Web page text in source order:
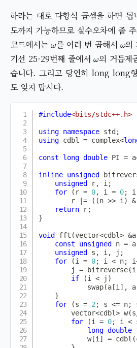
하라는 대로 다항식 곱셈을 하면
도까지 가능하므로 실수오차에 좀
코드에서는 ω를 여러 번 곱해서 ω 의
기선 25-29번째 줄에서 의 거듭제
습니다. 그리고 당연히 long long
도 잊지 맙시다.
#include<bits/stdc++.h>
using namespace std ;
using cdbl = complex<
const long double PI =
inline unsigned
unsigned
r, i ;
for
( r = 0, i = 0; i
        r
|= ( (n >> i ) &
return r;
}
void fft (vector<cdbl> &a
const
unsigned n = a
unsigned
s , i , j ;
for
(i = 0; i < n; i
        j
= bitreverse(i
if
(i < j )
swap(a[i ] , a
}
for
(s = 2 ; s <= n;
        vector
<cdbl> w(s
for
(i = 0; i <
long double
            w
[i ] = cdbl (